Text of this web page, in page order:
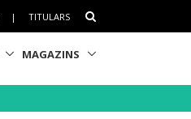
| TITULARS
MAGAZINS